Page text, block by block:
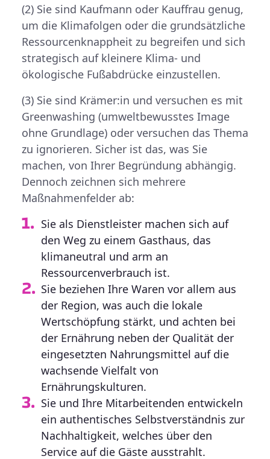
(2) Sie sind Kaufmann oder Kauffrau genug,
um die Klimafolgen oder die grundsätzliche
Ressourcenknappheit zu begreifen und sich
strategisch auf kleinere Klima- und
ökologische Fußabdrücke einzustellen.
(3) Sie sind Krämer:in und versuchen es mit
Greenwashing (umweltbewusstes Image
ohne Grundlage) oder versuchen das Thema
zu ignorieren. Sicher ist das, was Sie
machen, von Ihrer Begründung abhängig.
Dennoch zeichnen sich mehrere
Maßnahmenfelder ab:
Sie als Dienstleister machen sich auf
den Weg zu einem Gasthaus, das
klimaneutral und arm an
Ressourcenverbrauch ist.
Sie beziehen Ihre Waren vor allem aus
der Region, was auch die lokale
Wertschöpfung stärkt, und achten bei
der Ernährung neben der Qualität der
eingesetzten Nahrungsmittel auf die
wachsende Vielfalt von
Ernährungskulturen.
Sie und Ihre Mitarbeitenden entwickeln
ein authentisches Selbstverständnis zur
Nachhaltigkeit, welches über den
Service auf die Gäste ausstrahlt.